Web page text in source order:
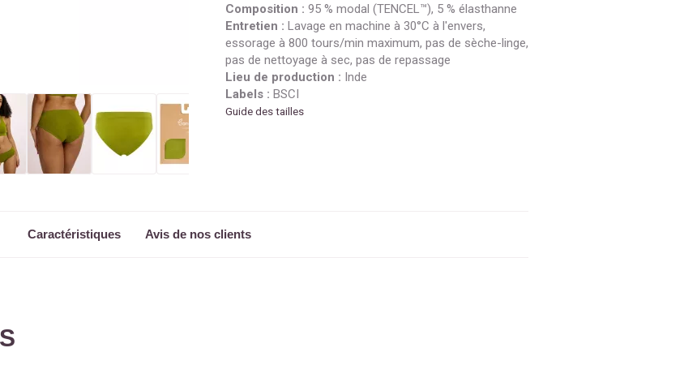
Composition : 95 % modal (TENCEL™), 5 % élasthanne
Entretien : Lavage en machine à 30°C à l'envers,
essorage à 800 tours/min maximum, pas de sèche-linge,
pas de nettoyage à sec, pas de repassage
Lieu de production : Inde
Labels : BSCI
Guide des tailles
Caractéristiques Avis de nos clients